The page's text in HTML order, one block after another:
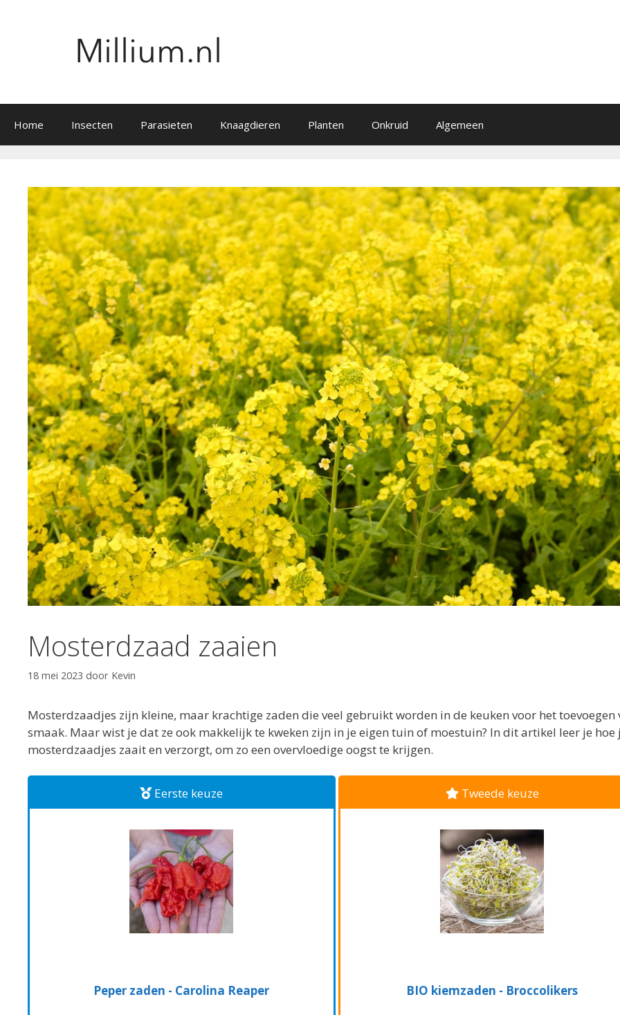
Home Insecten Parasieten Knaagdieren Planten Onkruid Algemeen
Mosterdzaad zaaien
18 mei 2023 door Kevin
Mosterdzaadjes zijn kleine, maar krachtige zaden die veel gebruikt worden in de keuken voor het toevoegen
smaak. Maar wist je dat ze ook makkelijk te kweken zijn in je eigen tuin of moestuin? In dit artikel leer je hoe
mosterdzaadjes zaait en verzorgt, om zo een overvloedige oogst te krijgen.
Eerste keuze
Peper zaden - Carolina Reaper
Tweede keuze
BIO kiemzaden - Broccolikers